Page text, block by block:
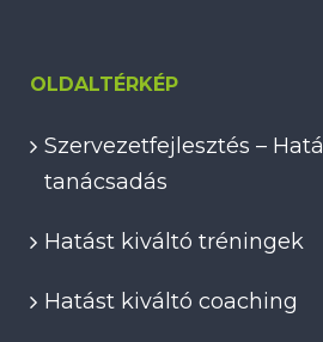
OLDALTÉRKÉP
Szervezetfejlesztés –
tanácsadás
Hatást kiváltó tréningek
Hatást kiváltó coaching